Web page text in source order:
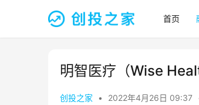
首页
明智医疗（Wise
创投之家 • 2022年4月26日 09:37